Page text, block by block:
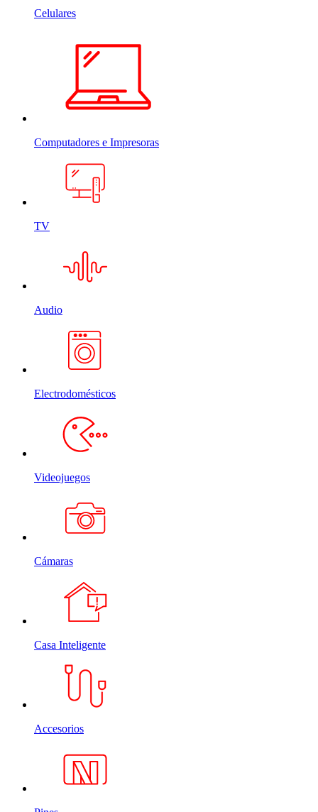
Celulares
Computadores e Impresoras
TV
Audio
Electrodomésticos
Videojuegos
Cámaras
Casa Inteligente
Accesorios